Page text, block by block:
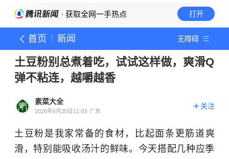
· 获取全网一手热点 打开
首页 新闻 无障碍
土豆粉别总煮着吃，试试这样做，爽滑Q
弹不粘连，越嚼越香
素菜大全
2026年6月20日11:03 广东
关注
土豆粉是我家常备的食材，比起面条更筋道爽
滑，特别能吸收汤汁的鲜味。今天搭配几种应季